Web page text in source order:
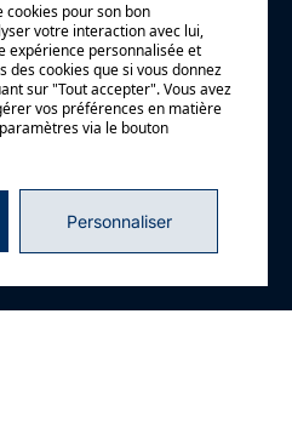
pour son bon
votre interaction avec lui,
expérience personnalisée et
cookies que si vous donnez
sur "Tout accepter". Vous avez
vos préférences en matière
via le bouton
Personnaliser